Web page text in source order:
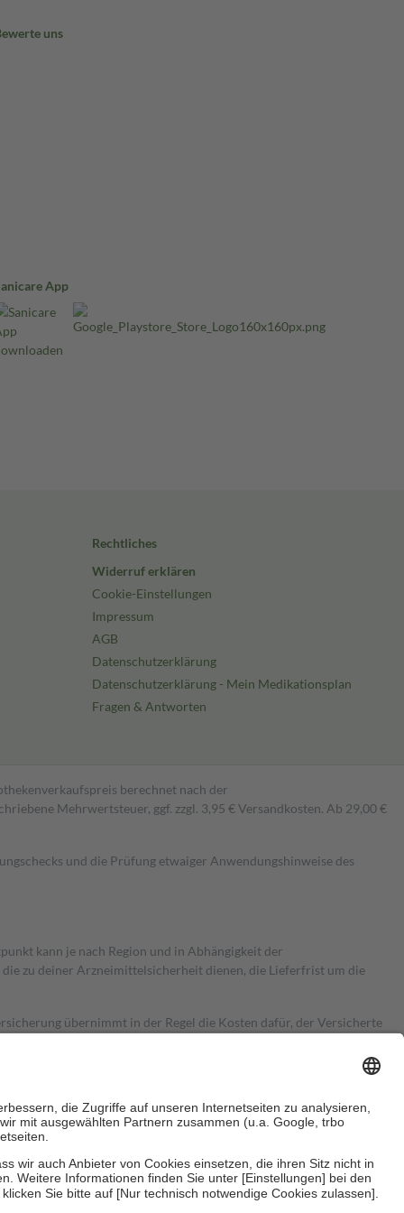
uns
App
Rechtliches
Widerruf erklären
Cookie-Einstellungen
Impressum
AGB
Datenschutzerklärung
Datenschutzerklärung - Mein Medikationsplan
Fragen & Antworten
berechnet nach der
Mehrwertsteuer, ggf. zzgl. 3,95 € Versandkosten. Ab 29,00 €
und die Prüfung etwaiger Anwendungshinweise des
kann je nach Region und in Abhängigkeit der
zu deiner Arzneimittelsicherheit dienen, die Lieferfrist um die
übernimmt in der Regel die Kosten dafür, der Versicherte
Es sind jedoch nie mehr als die tatsächlichen Kosten der Leistung
Zuzahlungen